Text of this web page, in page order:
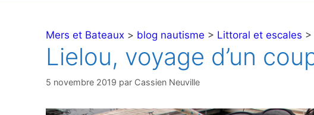
Mers et Bateaux > blog nautisme > Littoral et escales >
Lielou, voyage d’un
5 novembre 2019 par Cassien Neuville